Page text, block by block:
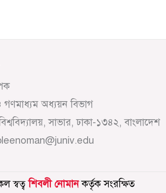
গণমাধ্যম অধ্যয়ন বিভাগ
সাভার, ঢাকা-১৩৪২, বাংলাদেশ
স্বত্বশিবলী নোমানকর্তৃক সংরক্ষিত